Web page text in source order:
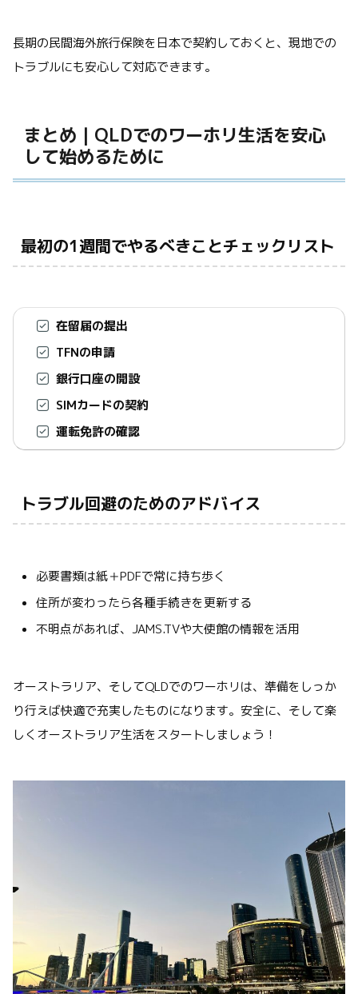
長期の民間海外旅行保険を日本で契約しておくと、現地での
トラブルにも安心して対応できます。
まとめ｜QLDでのワーホリ生活を安心
して始めるために
最初の1週間でやるべきことチェックリスト
在留届の提出
TFNの申請
銀行口座の開設
SIMカードの契約
運転免許の確認
トラブル回避のためのアドバイス
必要書類は紙＋PDFで常に持ち歩く
住所が変わったら各種手続きを更新する
不明点があれば、JAMS.TVや大使館の情報を活用
オーストラリア、そしてQLDでのワーホリは、準備をしっか
り行えば快適で充実したものになります。安全に、そして楽
しくオーストラリア生活をスタートしましょう！